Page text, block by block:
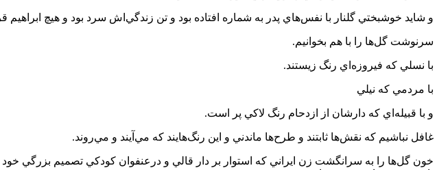
و شايد خوشبختي گلنار با نفس‌هاي پدر به شماره افتاده بود و تن زندگي‌اش سرد بود و هيچ
سرنوشت گل‌ها را با هم بخوانيم.
با نسلي كه فيروزه‌اي رنگ زيستند.
با مردمي كه نيلي
و با قبيله‌اي كه دارشان از ازدحام رنگ لاكي پر است.
غافل نباشيم كه نقش‌ها ثابتند و طرح‌ها ماندني و اين رنگ‌هايند كه مي‌آيند و مي‌روند.
خون گل‌ها را به سرانگشت زن ايراني كه استوار بر دار قالي و درعنفوان كودكي تصميم بزرگي خود